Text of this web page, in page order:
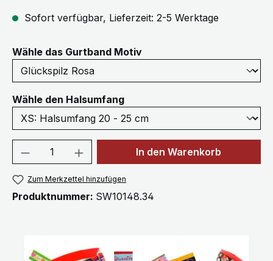
Sofort verfügbar, Lieferzeit: 2-5 Werktage
Wähle das Gurtband Motivauswählen
Wähle den Halsumfangauswählen
Produkt Anzahl: Gib denIn den Warenkorb
Zum Merkzettel hinzufügen
Produktnummer: SW10148.34